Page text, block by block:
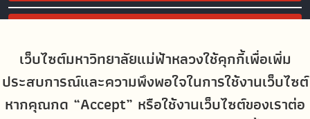
เว็บไซต์มหาวิทยาลัยแม่ฟ้าหลวงใช้คุกกี้เพื่อเพิ่ม
ประสบการณ์และความพึงพอใจในการใช้งานเว็บไซต์
หากคุณกด “Accept” หรือใช้งานเว็บไซต์ของเราต่อ
Site Map
Social Media